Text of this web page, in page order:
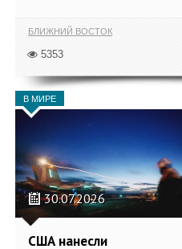
БЛИЖНИЙ ВОСТОК
5353
В МИРЕ
30.07.2026
США нанесли